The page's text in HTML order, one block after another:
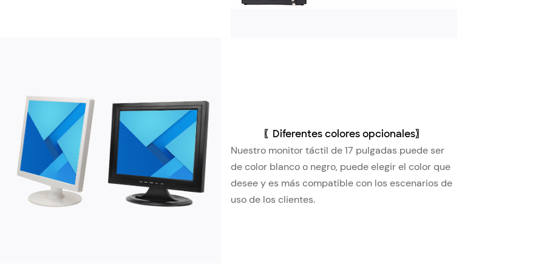
〖 Diferentes colores opcionales〗
Nuestro monitor táctil de 17 pulgadas puede ser
de color blanco o negro, puede elegir el color que
desee y es más compatible con los escenarios de
uso de los clientes.